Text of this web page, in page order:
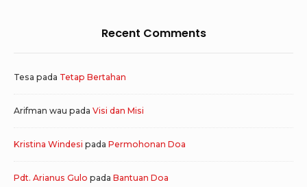
Recent Comments
Tesa pada Tetap Bertahan
Arifman wau pada Visi dan Misi
Kristina Windesi pada Permohonan Doa
Pdt. Arianus Gulo pada Bantuan Doa